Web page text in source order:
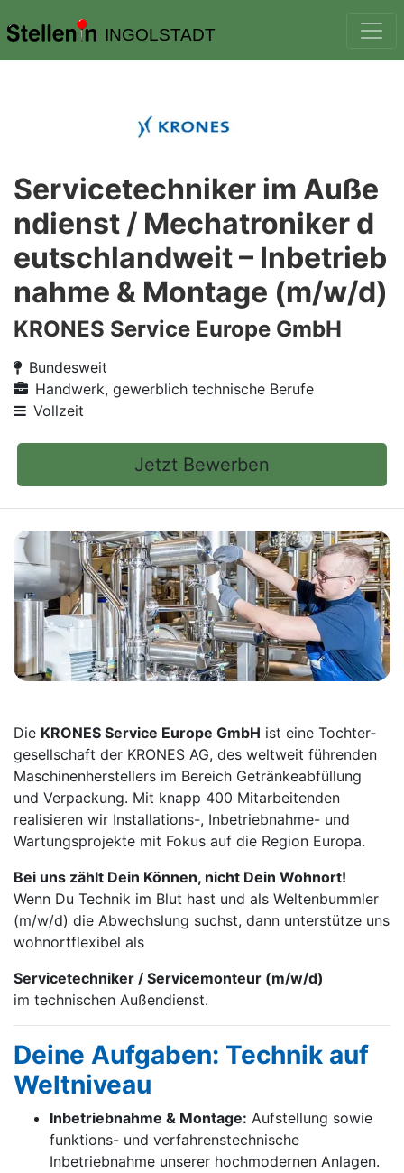
INGOLSTADT
Servicetechniker im Auße
ndienst / Mechatroniker d
eutschlandweit – Inbetrieb
nahme & Montage (m/w/d)
KRONES Service Europe GmbH
Bundesweit
Handwerk, gewerblich technische Berufe
Vollzeit
Jetzt Bewerben
Die KRONES Service Europe GmbH ist eine Tochter­
gesellschaft der KRONES AG, des weltweit führenden
Maschinen­herstellers im Bereich Getränke­abfüllung
und Verpackung. Mit knapp 400 Mitarbei­tenden
realisieren wir Installations-, Inbetrieb­nahme- und
Wartungs­projekte mit Fokus auf die Region Europa.
Bei uns zählt Dein Können, nicht Dein Wohnort!
Wenn Du Technik im Blut hast und als Weltenbummler
(m/w/d) die Abwechslung suchst, dann unterstütze uns
wohnortflexibel als
Servicetechniker / Servicemonteur (m/w/d)
im technischen Außendienst.
Deine Aufgaben: Technik auf
Weltniveau
Inbetriebnahme & Montage: Aufstellung sowie
funktions- und verfahrenstechnische
Inbetriebnahme unserer hochmodernen Anlagen.